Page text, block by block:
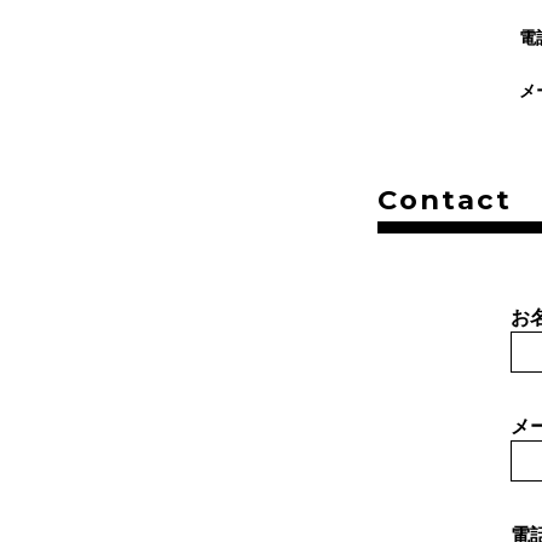
電
メ
Contact
お
メ
電